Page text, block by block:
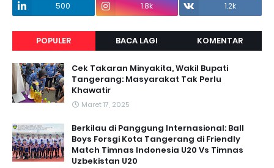
500
1.8k 1.2k
POPULER BACA LAGI KOMENTAR
Cek Takaran Minyakita, Wakil Bupati
Tangerang: Masyarakat Tak Perlu
Khawatir
Maret 17, 2025
Berkilau di Panggung Internasional: Ball
Boys Forsgi Kota Tangerang di Friendly
Match Timnas Indonesia U20 Vs Timnas
Uzbekistan U20